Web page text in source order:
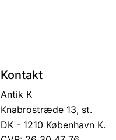
Kontakt
Antik K
Knabrostræde 13, st.
DK - 1210 København K.